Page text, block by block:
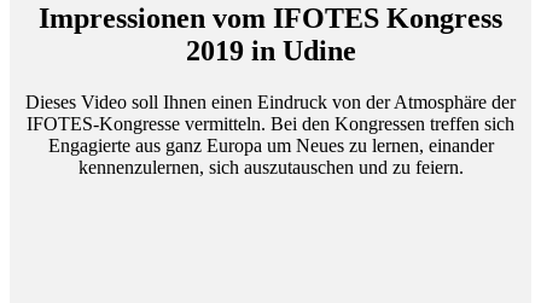
Impressionen vom IFOTES Kongress
2019 in Udine
Dieses Video soll Ihnen einen Eindruck von der Atmosphäre der
IFOTES-Kongresse vermitteln. Bei den Kongressen treffen sich
Engagierte aus ganz Europa um Neues zu lernen, einander
kennenzulernen, sich auszutauschen und zu feiern.